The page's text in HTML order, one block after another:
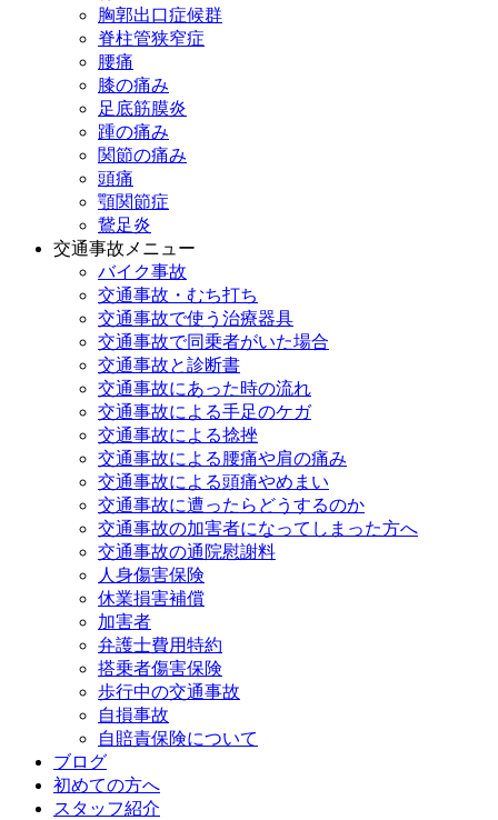
胸郭出口症候群
脊柱管狭窄症
腰痛
膝の痛み
足底筋膜炎
踵の痛み
関節の痛み
頭痛
顎関節症
鵞足炎
交通事故メニュー
バイク事故
交通事故・むち打ち
交通事故で使う治療器具
交通事故で同乗者がいた場合
交通事故と診断書
交通事故にあった時の流れ
交通事故による手足のケガ
交通事故による捻挫
交通事故による腰痛や肩の痛み
交通事故による頭痛やめまい
交通事故に遭ったらどうするのか
交通事故の加害者になってしまった方へ
交通事故の通院慰謝料
人身傷害保険
休業損害補償
加害者
弁護士費用特約
搭乗者傷害保険
歩行中の交通事故
自損事故
自賠責保険について
ブログ
初めての方へ
スタッフ紹介